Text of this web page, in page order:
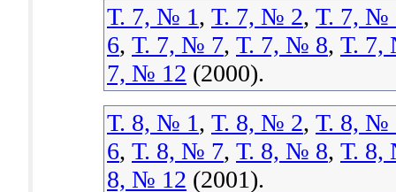
Т. 7, № 1, Т. 7, № 2, Т. 7, №
6, Т. 7, № 7, Т. 7, № 8, Т. 7,
7, № 12 (2000).
Т. 8, № 1, Т. 8, № 2, Т. 8, №
6, Т. 8, № 7, Т. 8, № 8, Т. 8,
8, № 12 (2001).